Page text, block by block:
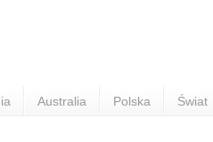
Australia Polska Świat